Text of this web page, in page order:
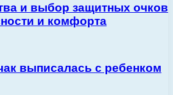
и выбор защитных очков
и комфорта
выписалась с ребенком